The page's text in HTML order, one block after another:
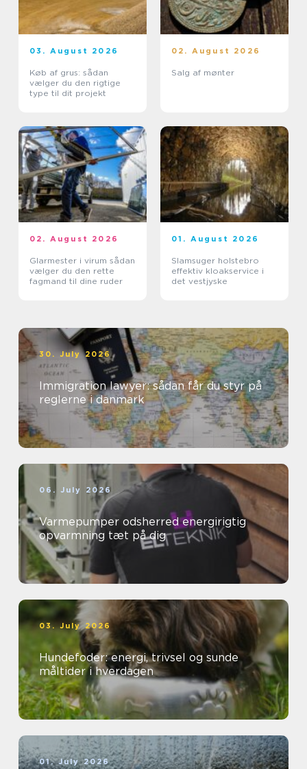
03. August 2026
Køb af grus: sådan
vælger du den rigtige
type til dit projekt
02. August 2026
Salg af mønter
02. August 2026
Glarmester i virum sådan
vælger du den rette
fagmand til dine ruder
01. August 2026
Slamsuger holstebro
effektiv kloakservice i
det vestjyske
30. July 2026
Immigration lawyer: sådan får du styr på
reglerne i danmark
06. July 2026
Varmepumper odsherred energirigtig
opvarmning tæt på dig
03. July 2026
Hundefoder: energi, trivsel og sunde
måltider i hverdagen
01. July 2026